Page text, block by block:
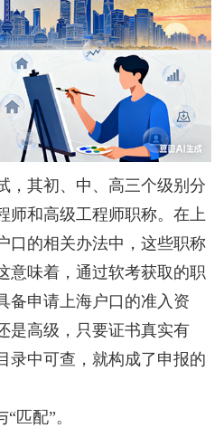
其初、中、高三个级别分
师和高级工程师职称。在上
口的相关办法中，这些职称
意味着，通过软考获取的职
备申请上海户口的准入资
是高级，只要证书真实有
录中可查，就构成了申报的
配”。